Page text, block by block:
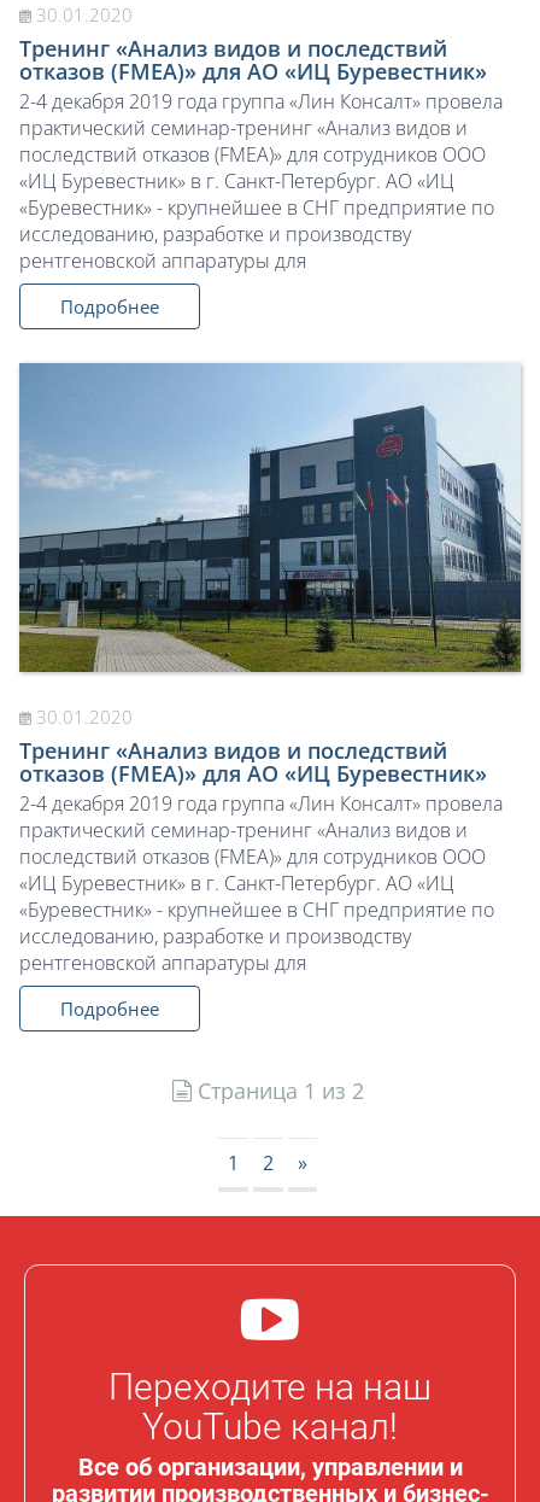
30.01.2020
Тренинг «Анализ видов и последствий
отказов (FMEA)» для АО «ИЦ Буревестник»
2-4 декабря 2019 года группа «Лин Консалт» провела
практический семинар-тренинг «Анализ видов и
последствий отказов (FMEA)» для сотрудников ООО
«ИЦ Буревестник» в г. Санкт-Петербург. АО «ИЦ
«Буревестник» - крупнейшее в СНГ предприятие по
исследованию, разработке и производству
рентгеновской аппаратуры для
Подробнее
30.01.2020
Тренинг «Анализ видов и последствий
отказов (FMEA)» для АО «ИЦ Буревестник»
2-4 декабря 2019 года группа «Лин Консалт» провела
практический семинар-тренинг «Анализ видов и
последствий отказов (FMEA)» для сотрудников ООО
«ИЦ Буревестник» в г. Санкт-Петербург. АО «ИЦ
«Буревестник» - крупнейшее в СНГ предприятие по
исследованию, разработке и производству
рентгеновской аппаратуры для
Подробнее
Страница 1 из 2
1 2 »
Переходите на наш
YouTube канал!
Все об организации, управлении и
развитии производственных и бизнес-